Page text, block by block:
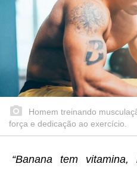
Homem treinando
força e dedicação ao exercício.
“Banana tem